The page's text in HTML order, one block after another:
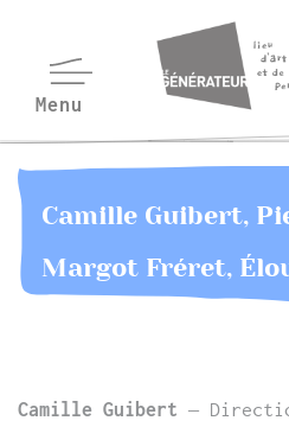
Camille Guibert,
Margot Fréret,
Camille Guibert –